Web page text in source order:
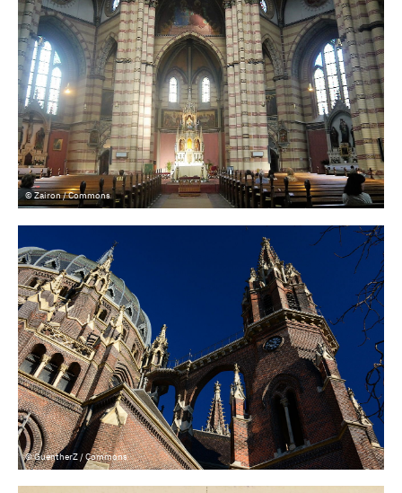
© Zairon / Commons
© GuentherZ / Commons